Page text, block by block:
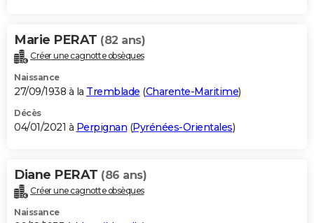
Marie PERAT (82 ans)
Créer une cagnotte obsèques
Naissance
27/09/1938 à la Tremblade (Charente-Maritime)
Décès
04/01/2021 à Perpignan (Pyrénées-Orientales)
Diane PERAT (86 ans)
Créer une cagnotte obsèques
Naissance